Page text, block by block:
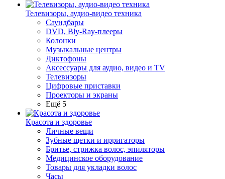
Телевизоры, аудио-видео техника
Саундбары
DVD, Bly-Ray-плееры
Колонки
Музыкальные центры
Диктофоны
Аксессуары для аудио, видео и TV
Телевизоры
Цифровые приставки
Проекторы и экраны
Ещё 5
Красота и здоровье
Личные вещи
Зубные щетки и ирригаторы
Бритье, стрижка волос, эпиляторы
Медицинское оборудование
Товары для укладки волос
Часы